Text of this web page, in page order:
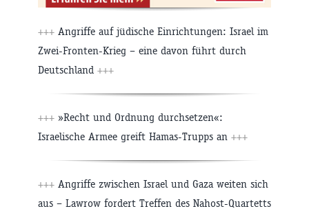
+++ Angriffe auf jüdische Einrichtungen: Israel im
Zwei-Fronten-Krieg – eine davon führt durch
Deutschland +++
+++ »Recht und Ordnung durchsetzen«:
Israelische Armee greift Hamas-Trupps an +++
+++ Angriffe zwischen Israel und Gaza weiten sich
aus – Lawrow fordert Treffen des Nahost-Quartetts